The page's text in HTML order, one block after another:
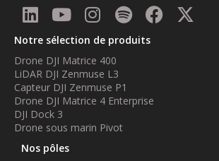
Notre sélection de produits
Drone DJI Matrice 400
LiDAR DJI Zenmuse L3
Capteur DJI Zenmuse P1
Drone DJI Matrice 4 Enterprise
DJI Dock 3
Drone sous marin Pivot
Nos pôles